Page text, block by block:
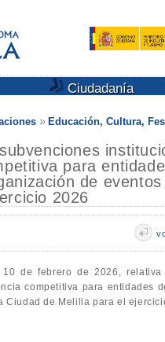
Ciudadanía
Educación, Cultura,
para
de
2026
de febrero de 2026,
competitiva para entidades
Ciudad de Melilla para el